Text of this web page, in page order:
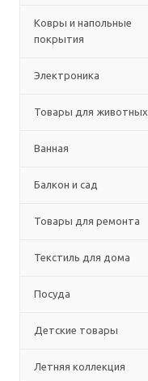
Ковры и напольные
покрытия
Электроника
Товары для животных
Ванная
Балкон и сад
Товары для ремонта
Текстиль для дома
Посуда
Детские товары
Летняя коллекция